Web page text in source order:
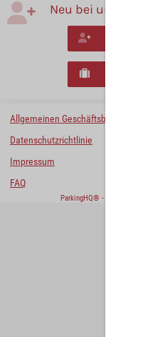
Neu bei uns?
Allgemeinen Geschäftsbedingungen
Datenschutzrichtlinie
Impressum
FAQ
ParkingHQ® - eine Lösung von